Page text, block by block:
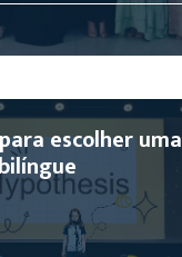
escolher uma